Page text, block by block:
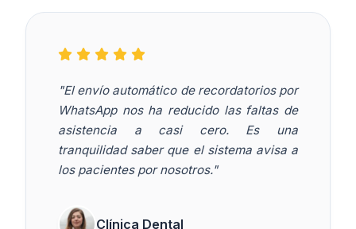
"El envío automático de recordatorios por
WhatsApp nos ha reducido las faltas de
asistencia a casi cero. Es una
tranquilidad saber que el sistema avisa a
los pacientes por nosotros."
Clínica Dental